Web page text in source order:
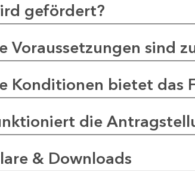
gefördert?
Voraussetzungen sind
Konditionen bietet das
die
& Downloads